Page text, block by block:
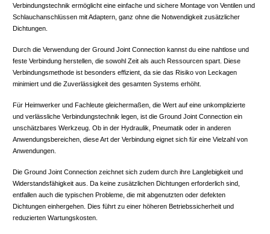
Verbindungstechnik ermöglicht eine einfache und sichere Montage von Ventilen und
Schlauchanschlüssen mit Adaptern, ganz ohne die Notwendigkeit zusätzlicher
Dichtungen.
Durch die Verwendung der Ground Joint Connection kannst du eine nahtlose und
feste Verbindung herstellen, die sowohl Zeit als auch Ressourcen spart. Diese
Verbindungsmethode ist besonders effizient, da sie das Risiko von Leckagen
minimiert und die Zuverlässigkeit des gesamten Systems erhöht.
Für Heimwerker und Fachleute gleichermaßen, die Wert auf eine unkomplizierte
und verlässliche Verbindungstechnik legen, ist die Ground Joint Connection ein
unschätzbares Werkzeug. Ob in der Hydraulik, Pneumatik oder in anderen
Anwendungsbereichen, diese Art der Verbindung eignet sich für eine Vielzahl von
Anwendungen.
Die Ground Joint Connection zeichnet sich zudem durch ihre Langlebigkeit und
Widerstandsfähigkeit aus. Da keine zusätzlichen Dichtungen erforderlich sind,
entfallen auch die typischen Probleme, die mit abgenutzten oder defekten
Dichtungen einhergehen. Dies führt zu einer höheren Betriebssicherheit und
reduzierten Wartungskosten.